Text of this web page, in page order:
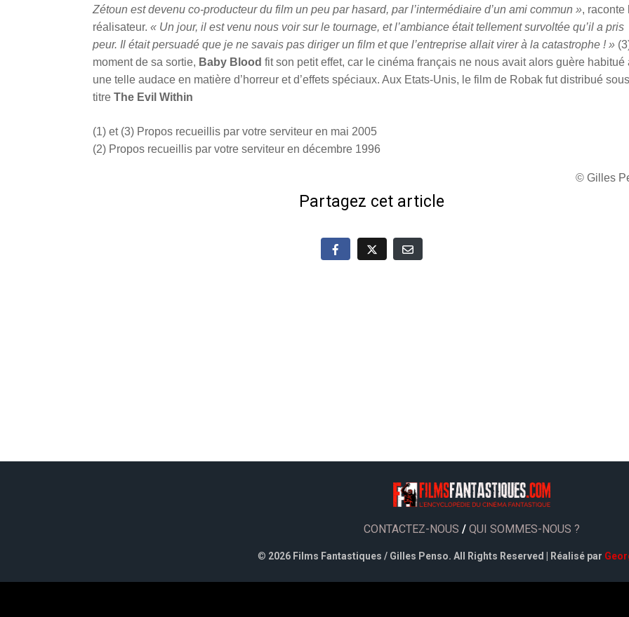
Zétoun est devenu co-producteur du film un peu par hasard, par l’intermédiaire d’un ami commun », raconte
réalisateur. « Un jour, il est venu nous voir sur le tournage, et l’ambiance était tellement survoltée qu’il a pris
peur. Il était persuadé que je ne savais pas diriger un film et que l’entreprise allait virer à la catastrophe ! »
moment de sa sortie, Baby Blood fit son petit effet, car le cinéma français ne nous avait alors guère habitué
une telle audace en matière d’horreur et d’effets spéciaux. Aux Etats-Unis, le film de Robak fut distribué
titre The Evil Within
(1) et (3) Propos recueillis par votre serviteur en mai 2005
(2) Propos recueillis par votre serviteur en décembre 1996
© Gilles
Partagez cet article
CONTACTEZ-NOUS / QUI SOMMES-NOUS ?
© 2026 Films Fantastiques / Gilles Penso. All Rights Reserved | Réalisé par